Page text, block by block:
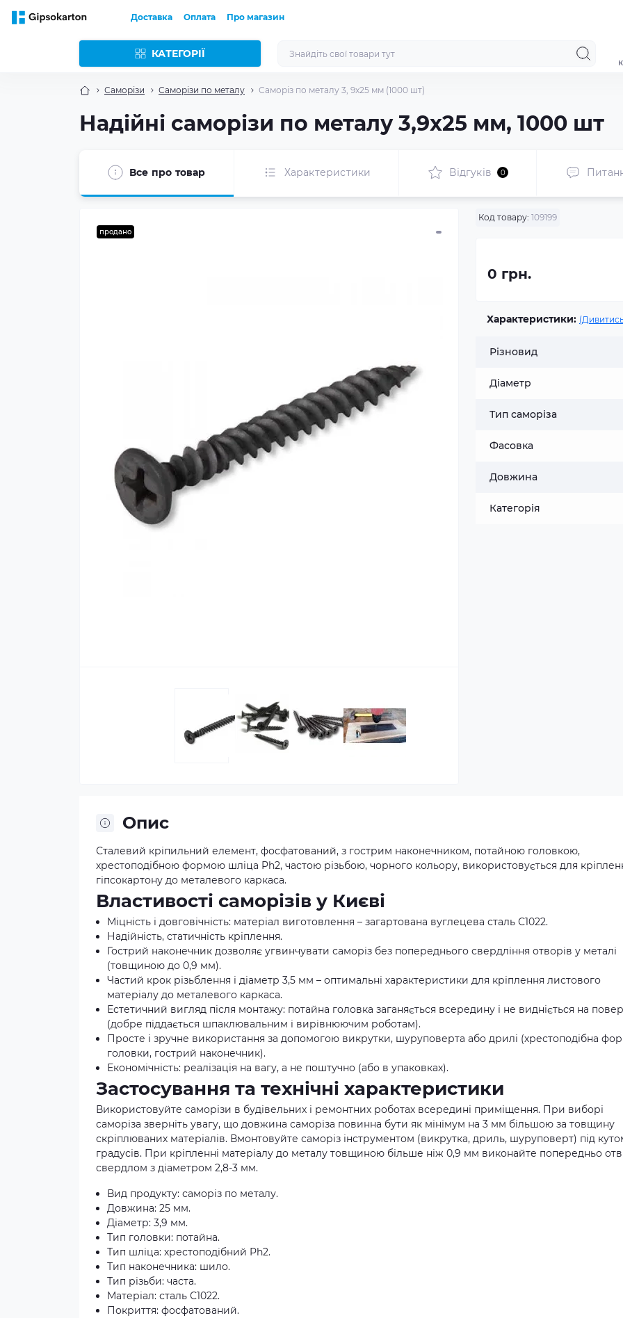
Доставка Оплата Про магазин
КАТЕГОРІЇ
Саморізи Саморізи по металу Саморіз по металу 3, 9x25 мм (1000 шт)
Надійні саморізи по металу 3,9x25 мм, 1000 шт
Все про товар Характеристики Відгуків 0
продано
Код товару: 109199
0 грн.
Характеристики:
Різновид
Діаметр
Тип саморіза
Фасовка
Довжина
Категорія
Опис
Сталевий кріпильний елемент, фосфатований, з гострим наконечником, потайною головкою,
хрестоподібною формою шліца Ph2, частою різьбою, чорного кольору, використовується для
гіпсокартону до металевого каркаса.
Властивості саморізів у Києві
Міцність і довговічність: матеріал виготовлення – загартована вуглецева сталь С1022.
Надійність, статичність кріплення.
Гострий наконечник дозволяє угвинчувати саморіз без попереднього свердління отворів у металі
(товщиною до 0,9 мм).
Частий крок різьблення і діаметр 3,5 мм – оптимальні характеристики для кріплення листового
матеріалу до металевого каркаса.
Естетичний вигляд після монтажу: потайна головка заганяється всередину і не видніється на
(добре піддається шпаклювальним і вирівнюючим роботам).
Просте і зручне використання за допомогою викрутки, шуруповерта або дрилі (хрестоподібна
головки, гострий наконечник).
Економічність: реалізація на вагу, а не поштучно (або в упаковках).
Застосування та технічні характеристики
Використовуйте саморізи в будівельних і ремонтних роботах всередині приміщення. При виборі
саморіза зверніть увагу, що довжина саморіза повинна бути як мінімум на 3 мм більшою за товщину
скріплюваних матеріалів. Вмонтовуйте саморіз інструментом (викрутка, дриль, шуруповерт) під
градусів. При кріпленні матеріалу до металу товщиною більше ніж 0,9 мм виконайте попередньо
свердлом з діаметром 2,8-3 мм.
Вид продукту: саморіз по металу.
Довжина: 25 мм.
Діаметр: 3,9 мм.
Тип головки: потайна.
Тип шліца: хрестоподібний Ph2.
Тип наконечника: шило.
Тип різьби: часта.
Матеріал: сталь С1022.
Покриття: фосфатований.